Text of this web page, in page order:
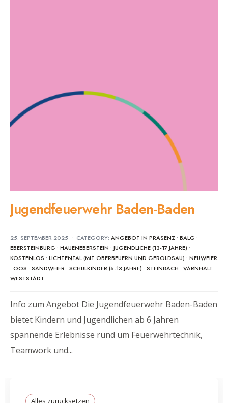
Jugendfeuerwehr Baden-Baden
25. SEPTEMBER 2025 • CATEGORY: ANGEBOT IN PRÄSENZ • BALG •
EBERSTEINBURG • HAUENEBERSTEIN •JUGENDLICHE (13-17 JAHRE) •
KOSTENLOS • LICHTENTAL (MIT OBERBEUERN UND GEROLDSAU) • NEUWEIER
• OOS • SANDWEIER • SCHULKINDER (6-13 JAHRE) • STEINBACH • VARNHALT •
WESTSTADT
Info zum Angebot Die Jugendfeuerwehr Baden-Baden
bietet Kindern und Jugendlichen ab 6 Jahren
spannende Erlebnisse rund um Feuerwehrtechnik,
Teamwork und...
Alles zurücksetzen